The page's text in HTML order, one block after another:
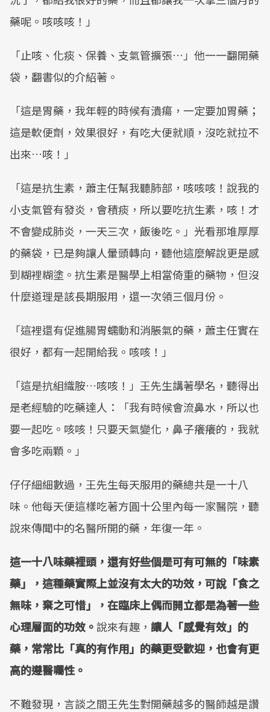
藥呢。咳咳咳！」
「止咳、化痰、保養、支氣管擴張…」他一一翻開藥
袋，翻書似的介紹著。
「這是胃藥，我年輕的時候有潰瘍，一定要加胃藥；
這是軟便劑，效果很好，有吃大便就順，沒吃就拉不
出來…咳！」
「這是抗生素，蕭主任幫我聽肺部，咳咳咳！說我的
小支氣管有發炎，會積痰，所以要吃抗生素，咳！才
不會變成肺炎，一天三次，飯後吃。」光看那堆厚厚
的藥袋，已是夠讓人暈頭轉向，聽他這麼解說更是感
到糊裡糊塗。抗生素是醫學上相當倚重的藥物，但沒
什麼道理是該長期服用，還一次領三個月份。
「這裡還有促進腸胃蠕動和消脹氣的藥，蕭主任實在
很好，都有一起開給我。咳咳！」
「這是抗組織胺…咳咳！」王先生講著學名，聽得出
是老經驗的吃藥達人：「我有時候會流鼻水，所以也
要一起吃。咳咳！只要天氣變化，鼻子癢癢的，我就
會多吃兩顆。」
仔仔細細數過，王先生每天服用的藥總共是一十八
味。他每天便這樣吃著方圓十公里內每一家醫院，聽
說來傳聞中的名醫所開的藥，年復一年。
這一十八味藥裡頭，還有好些個是可有可無的「味素
藥」，這種藥實際上並沒有太大的功效，可說「食之
無味，棄之可惜」，在臨床上偶而開立都是為著一些
心理層面的功效。說來有趣， 讓人「感覺有效」的
藥，常常比「真的有作用」的藥更受歡迎，也會有更
高的遵醫囑性。
不難發現，言談之間王先生對開藥越多的醫師越是讚